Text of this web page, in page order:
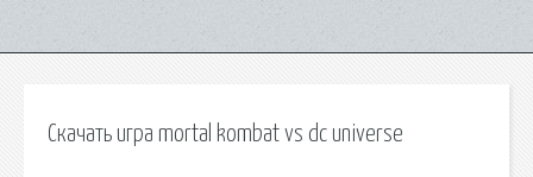
Скачать игра mortal kombat vs dc universe